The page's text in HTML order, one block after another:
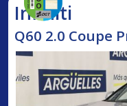
Infiniti
Q60 2.0 Coupe